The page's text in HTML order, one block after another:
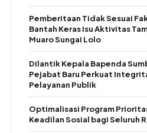
Pemberitaan Tidak Sesuai
Bantah Keras Isu Aktivitas
Muaro Sungai Lolo
Dilantik Kepala Bapenda
Pejabat Baru Perkuat
Pelayanan Publik
Optimalisasi Program
Keadilan Sosial bagi Seluruh